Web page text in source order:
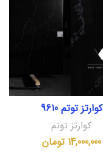
کوارتز توتم 9610
کوارتز توتم
14,000,000 تومان